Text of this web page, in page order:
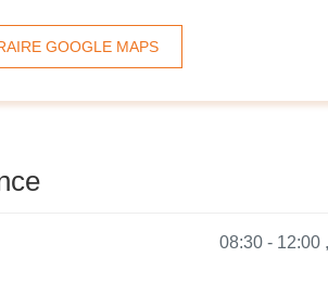
GOOGLE MAPS
JUSQU'AU
08:30 - 12:00